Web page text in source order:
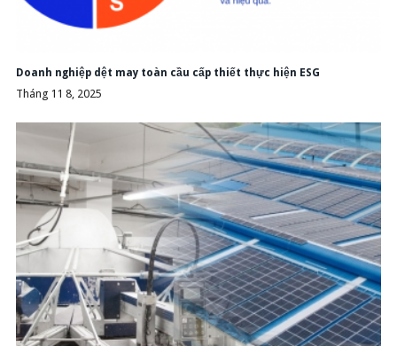
Doanh nghiệp dệt may toàn cầu cấp thiết thực hiện ESG
Tháng 11 8, 2025